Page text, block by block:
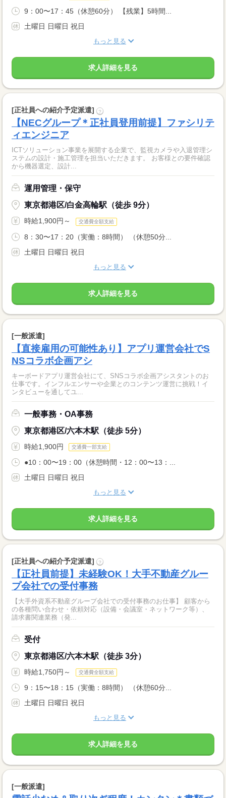
9：00〜17：45（休憩60分） 【残業】5時間...
土曜日 日曜日 祝日
もっと見る
求人詳細を見る
[正社員への紹介予定派遣] ?
【NECグループ＊正社員登用前提】ファシリテ
ィエンジニア
ICTソリューション事業を展開する企業で、監視カメラや入退管理シ
ステムの設計・施工管理を担当いただきます。 お客様との要件確認
から機器選定、設計...
運用管理・保守
東京都港区/白金高輪駅（徒歩 9分）
時給1,900円～ 交通費全額支給
8：30〜17：20（実働：8時間） （休憩50分...
土曜日 日曜日 祝日
もっと見る
求人詳細を見る
[一般派遣]
【直接雇用の可能性あり】アプリ運営会社でS
NSコラボ企画アシ
キーボードアプリ運営会社にて、SNSコラボ企画アシスタントのお
仕事です。インフルエンサーや企業とのコンテンツ運営に挑戦！イ
ンタビューを通してユ...
一般事務・OA事務
東京都港区/六本木駅（徒歩 5分）
時給1,900円 交通費一部支給
●10：00〜19：00（休憩時間・12：00〜13：...
土曜日 日曜日 祝日
もっと見る
求人詳細を見る
[正社員への紹介予定派遣] ?
【正社員前提】未経験OK！大手不動産グルー
プ会社での受付事務
【大手外資系不動産グループ会社での受付事務のお仕事】 顧客から
の各種問い合わせ・依頼対応（設備・会議室・ネットワーク等）、
請求書関連業務（発...
受付
東京都港区/六本木駅（徒歩 3分）
時給1,750円～ 交通費全額支給
9：15〜18：15（実働：8時間） （休憩60分...
土曜日 日曜日 祝日
もっと見る
求人詳細を見る
[一般派遣]